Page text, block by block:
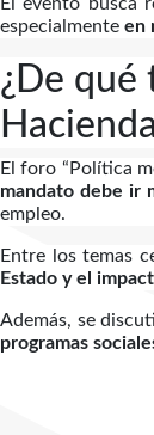
especialmente en
¿De
El foro “Política
mandato debe ir
empleo.
Entre los temas
Estado y el
Además, se
programas